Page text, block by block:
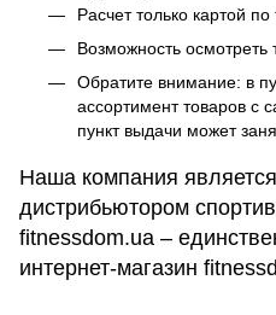
Расчет только картой по
Возможность осмотреть
Обратите внимание: в
ассортимент товаров с
пункт выдачи может
Наша компания
дистрибьютором
fitnessdom.ua –
интернет-магазин